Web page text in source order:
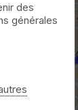
des
générales